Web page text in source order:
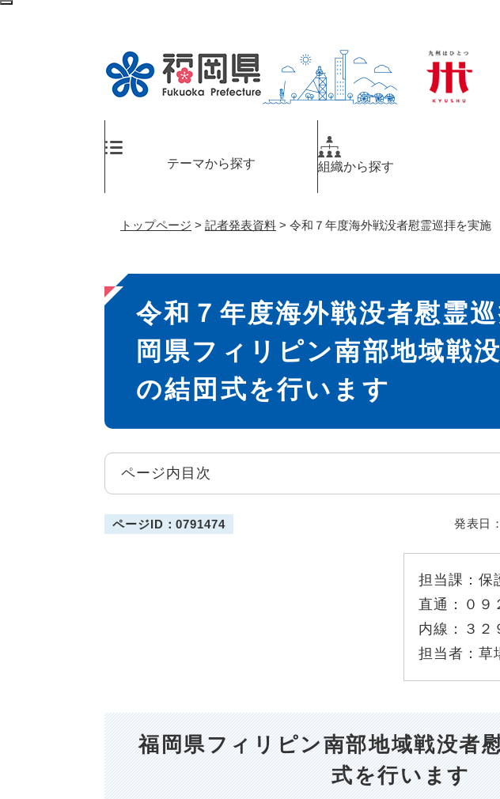
ペ
メ
テーマから探す 組織から探す
トップページ > 記者発表資料 > 令和７年度海外戦没者慰霊巡拝を実
本
文
令和７年度海外戦没者慰霊
岡県フィリピン南部地域戦
の結団式を行います
ページ内目次
ページID：0791474 発表日：
担当課： 保
直通：
０９
内線：
３２
担当者： 草
福岡県フィリピン南部地域戦没者
式を行います